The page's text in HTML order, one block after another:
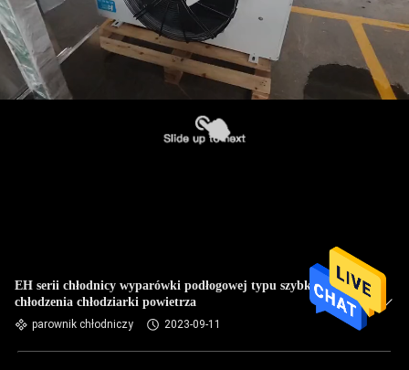
EH serii chłodnicy wyparówki podłogowej typu szybkiego
chłodzenia chłodziarki powietrza
parownik chłodniczy 2023-09-11